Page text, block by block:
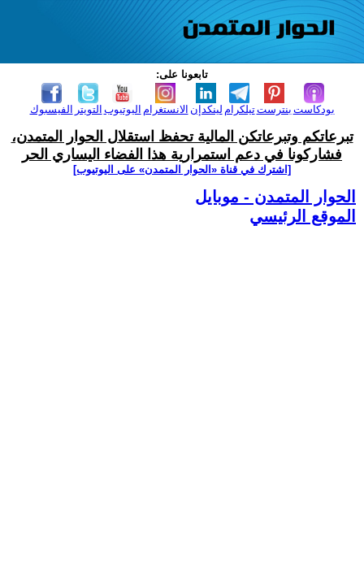
تابعونا على:
الفيسبوك التويتر اليوتيوب الانستغرام لينكدإن تيلكرامبنترست بودكاست
تبرعاتكم وتبرعاتكن المالية تحفظ استقلال الحوار المتمدن،
فشاركونا في دعم استمرارية هذا الفضاء اليساري الحر
[اشترك في قناة ‫«الحوار المتمدن» على اليوتيوب]
الحوار المتمدن - موبايل
الموقع الرئيسي